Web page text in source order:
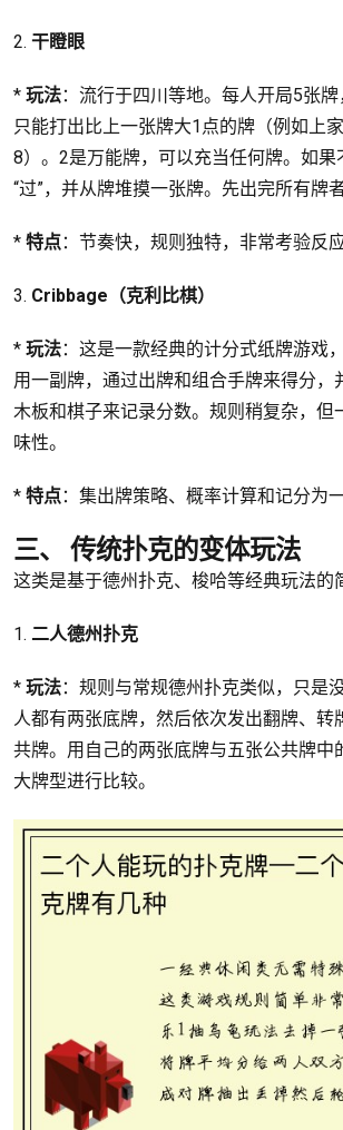
2. 干瞪眼
* 玩法：流行于四川等地。每人开局5张
只能打出比上一张牌大1点的牌（例如上
8）。2是万能牌，可以充当任何牌。如果
“过”，并从牌堆摸一张牌。先出完所有牌者
* 特点：节奏快，规则独特，非常考验反
3. Cribbage（克利比棋）
* 玩法：这是一款经典的计分式纸牌游戏
用一副牌，通过出牌和组合手牌来得分，
木板和棋子来记录分数。规则稍复杂，但
味性。
* 特点：集出牌策略、概率计算和记分为
三、 传统扑克的变体玩法
这类是基于德州扑克、梭哈等经典玩法的
1. 二人德州扑克
* 玩法：规则与常规德州扑克类似，只是
人都有两张底牌，然后依次发出翻牌、转
共牌。用自己的两张底牌与五张公共牌中
大牌型进行比较。